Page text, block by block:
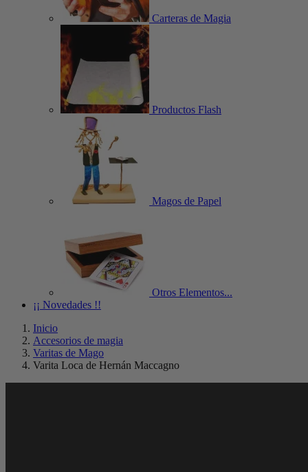
Carteras de Magia
Productos Flash
Magos de Papel
Otros Elementos...
¡¡ Novedades !!
Inicio
Accesorios de magia
Varitas de Mago
Varita Loca de Hernán Maccagno